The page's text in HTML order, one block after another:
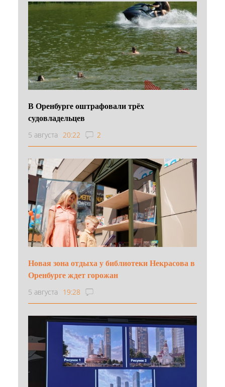
В Оренбурге оштрафовали трёх
судовладельцев
5 августа 20:22 2
Новая зона отдыха у библиотеки Некрасова в
Оренбурге ждет горожан
5 августа 19:28